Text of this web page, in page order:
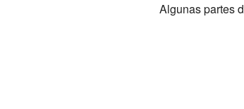
Algunas partes